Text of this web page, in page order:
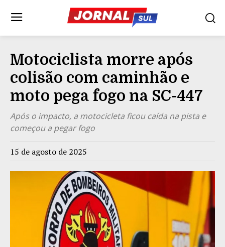
Motociclista morre após
colisão com caminhão e
moto pega fogo na SC-447
Após o impacto, a motocicleta ficou caída na pista e
começou a pegar fogo
15 de agosto de 2025